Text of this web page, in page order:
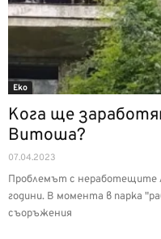
Еко
Кога ще
Витоша?
07.04.2023
Проблемът с
години. В момента в парка
съоръжения